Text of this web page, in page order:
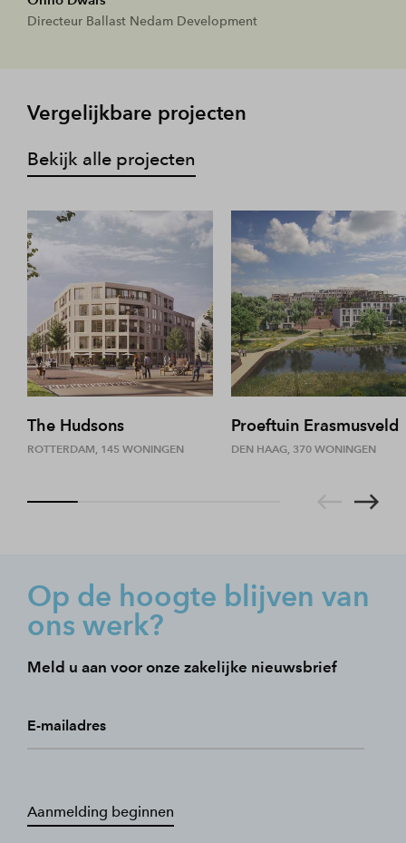
Directeur Ballast Nedam Development
Vergelijkbare projecten
Bekijk alle projecten
The Hudsons
ROTTERDAM, 145 WONINGEN
Proeftuin Erasmusveld
DEN HAAG, 370 WONINGEN
Op de hoogte blijven van
ons werk?
Meld u aan voor onze zakelijke nieuwsbrief
E-mailadres
Aanmelding beginnen